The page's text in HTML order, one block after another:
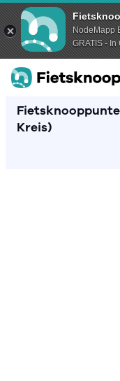
NodeMapp
GRATIS -
Kreis)